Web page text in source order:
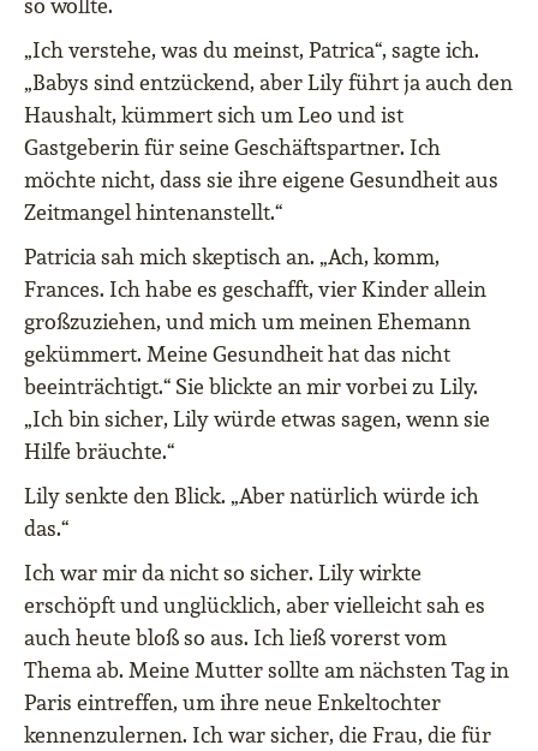
„Ich verstehe, was du meinst, Patrica“, sagte ich.
„Babys sind entzückend, aber Lily führt ja auch den
Haushalt, kümmert sich um Leo und ist
Gastgeberin für seine Geschäftspartner. Ich
möchte nicht, dass sie ihre eigene Gesundheit aus
Zeitmangel hintenanstellt.“
Patricia sah mich skeptisch an. „Ach, komm,
Frances. Ich habe es geschafft, vier Kinder allein
großzuziehen, und mich um meinen Ehemann
gekümmert. Meine Gesundheit hat das nicht
beeinträchtigt.“ Sie blickte an mir vorbei zu Lily.
„Ich bin sicher, Lily würde etwas sagen, wenn sie
Hilfe bräuchte.“
Lily senkte den Blick. „Aber natürlich würde ich
das.“
Ich war mir da nicht so sicher. Lily wirkte
erschöpft und unglücklich, aber vielleicht sah es
auch heute bloß so aus. Ich ließ vorerst vom
Thema ab. Meine Mutter sollte am nächsten Tag in
Paris eintreffen, um ihre neue Enkeltochter
kennenzulernen. Ich war sicher, die Frau, die für